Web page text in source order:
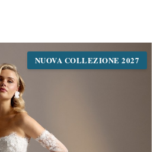
NUOVA COLLEZIONE 2027